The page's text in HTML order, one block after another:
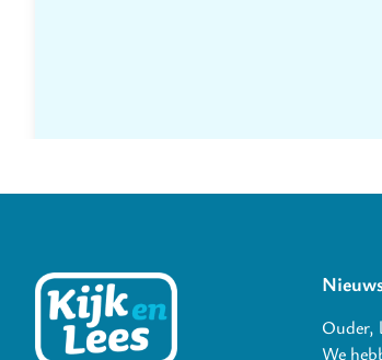
Ouder,
We